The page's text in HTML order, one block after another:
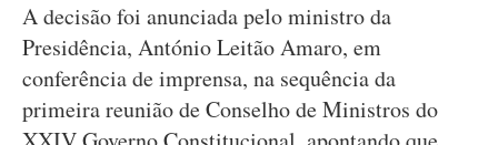
A decisão foi anunciada pelo ministro da
Presidência, António Leitão Amaro, em
conferência de imprensa, na sequência da
primeira reunião de Conselho de Ministros do